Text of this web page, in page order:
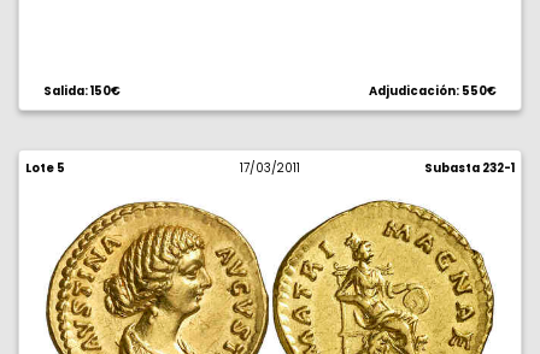
Salida: 150€ Adjudicación: 550€
Lote 5 17/03/2011 Subasta 232-1